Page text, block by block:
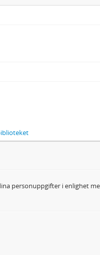
personuppgifter i enlighet